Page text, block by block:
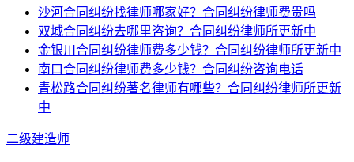
沙河合同纠纷找律师哪家好？合同纠纷律师费贵吗
双城合同纠纷去哪里咨询？合同纠纷律师所更新中
金银川合同纠纷律师费多少钱？合同纠纷律师所更新中
南口合同纠纷律师费多少钱？合同纠纷咨询电话
青松路合同纠纷著名律师有哪些？合同纠纷律师所更新
中
二级建造师